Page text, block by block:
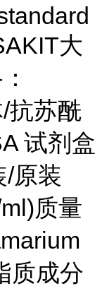
大
抗苏酰
试剂盒
/原装
质量
质成分